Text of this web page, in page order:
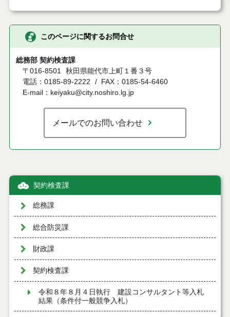
このページに関するお問合せ
総務部 契約検査課
〒016-8501 秋田県能代市上町１番３号
電話：0185-89-2222
FAX：0185-54-6460
E-mail：keiyaku@city.noshiro.lg.jp
メールでのお問い合わせ
契約検査課
総務課
総合防災課
財政課
契約検査課
令和８年８月４日執行 建設コンサルタント等入札
結果（条件付一般競争入札）